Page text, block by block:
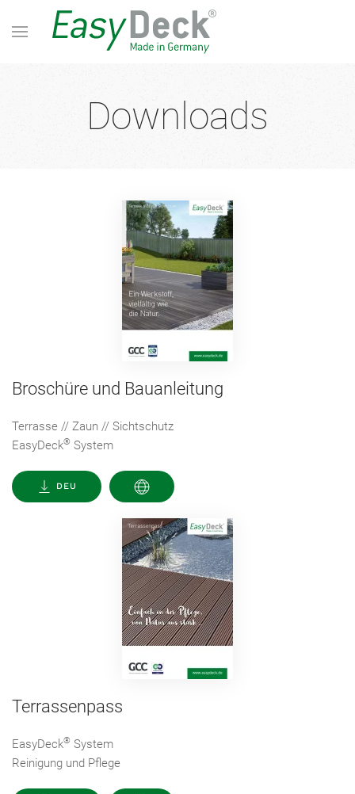
Downloads
Broschüre und Bauanleitung
Terrasse // Zaun // Sichtschutz
EasyDeck® System
DEU
Terrassenpass
EasyDeck® System
Reinigung und Pflege